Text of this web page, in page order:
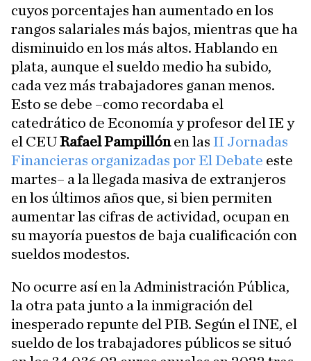
cuyos porcentajes han aumentado en los
rangos salariales más bajos, mientras que ha
disminuido en los más altos. Hablando en
plata, aunque el sueldo medio ha subido,
cada vez más trabajadores ganan menos.
Esto se debe –como recordaba el
catedrático de Economía y profesor del IE y
el CEURafael Pampillónen las II Jornadas
Financieras organizadas por El Debate este
martes– a la llegada masiva de extranjeros
en los últimos años que, si bien permiten
aumentar las cifras de actividad, ocupan en
su mayoría puestos de baja cualificación con
sueldos modestos.
No ocurre así en la Administración Pública,
la otra pata junto a la inmigración del
inesperado repunte del PIB. Según el INE, el
sueldo de los trabajadores públicos se situó